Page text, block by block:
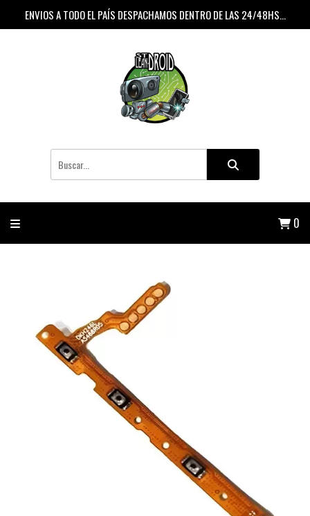
ENVIOS A TODO EL PAÍS DESPACHAMOS DENTRO DE LAS 24/48HS...
0